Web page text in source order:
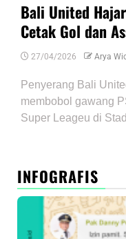
Bali United
Cetak Gol dan
27/04/2026 Arya
Penyerang Bali
membobol gawang
Super Leageu di
INFOGRAFIS